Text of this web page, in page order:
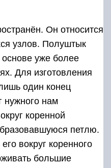
Он относится
узлов. Полуштык
уже более
Для изготовления
один конец
нужного нам
коренной
петлю.
вокруг коренного
большие